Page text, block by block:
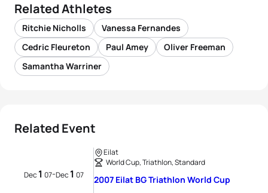
Related Athletes
Ritchie Nicholls
Vanessa Fernandes
Cedric Fleureton
Paul Amey
Oliver Freeman
Samantha Warriner
Related Event
Dec 1 07-Dec 1 07
Eilat
World Cup, Triathlon, Standard
2007 Eilat BG Triathlon World Cup